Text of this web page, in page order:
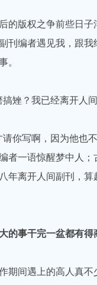
版权之争前些日子
刊编者遇见我，跟我
。
矬？我已经离开人间
你写啊，因为他也不
一语惊醒梦中人；
年离开人间副刊，算
事干完一盆都有得
间遇上的高人真不